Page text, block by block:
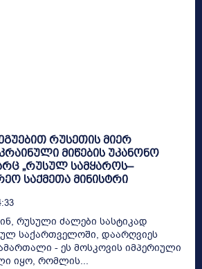
რუსეთის მიერ
მიწების უკანონო
„რუსულ სამყაროს–
საქმეთა მინისტრი
რუსული ძალები სასტიკად
საქართველოში, დაარღვიეს
- ეს მოსკოვის იმპერიული
იყო, რომლის...